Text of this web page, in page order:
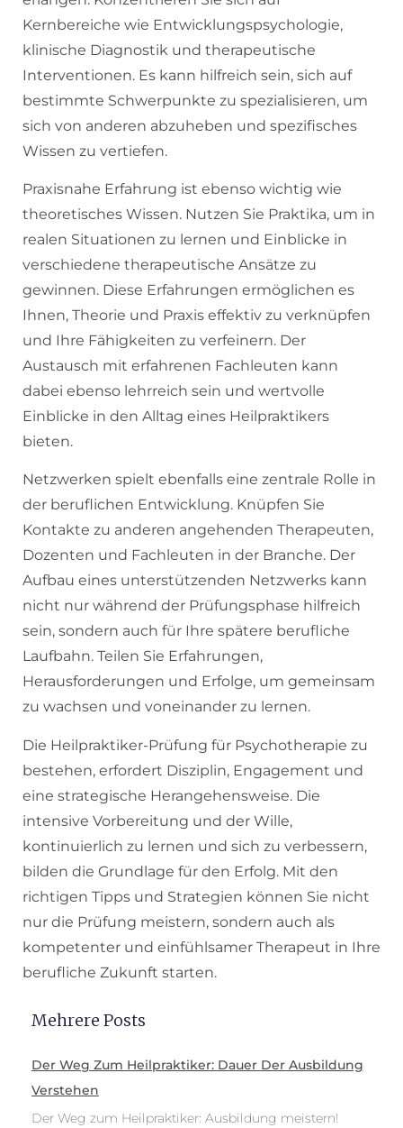
Kernbereiche wie Entwicklungspsychologie,
klinische Diagnostik und therapeutische
Interventionen. Es kann hilfreich sein, sich auf
bestimmte Schwerpunkte zu spezialisieren, um
sich von anderen abzuheben und spezifisches
Wissen zu vertiefen.
Praxisnahe Erfahrung ist ebenso wichtig wie
theoretisches Wissen. Nutzen Sie Praktika, um in
realen Situationen zu lernen und Einblicke in
verschiedene therapeutische Ansätze zu
gewinnen. Diese Erfahrungen ermöglichen es
Ihnen, Theorie und Praxis effektiv zu verknüpfen
und Ihre Fähigkeiten zu verfeinern. Der
Austausch mit erfahrenen Fachleuten kann
dabei ebenso lehrreich sein und wertvolle
Einblicke in den Alltag eines Heilpraktikers
bieten.
Netzwerken spielt ebenfalls eine zentrale Rolle in
der beruflichen Entwicklung. Knüpfen Sie
Kontakte zu anderen angehenden Therapeuten,
Dozenten und Fachleuten in der Branche. Der
Aufbau eines unterstützenden Netzwerks kann
nicht nur während der Prüfungsphase hilfreich
sein, sondern auch für Ihre spätere berufliche
Laufbahn. Teilen Sie Erfahrungen,
Herausforderungen und Erfolge, um gemeinsam
zu wachsen und voneinander zu lernen.
Die Heilpraktiker-Prüfung für Psychotherapie zu
bestehen, erfordert Disziplin, Engagement und
eine strategische Herangehensweise. Die
intensive Vorbereitung und der Wille,
kontinuierlich zu lernen und sich zu verbessern,
bilden die Grundlage für den Erfolg. Mit den
richtigen Tipps und Strategien können Sie nicht
nur die Prüfung meistern, sondern auch als
kompetenter und einfühlsamer Therapeut in Ihre
berufliche Zukunft starten.
Mehrere Posts
Der Weg Zum Heilpraktiker: Dauer Der Ausbildung
Verstehen
Der Weg zum Heilpraktiker: Ausbildung meistern!